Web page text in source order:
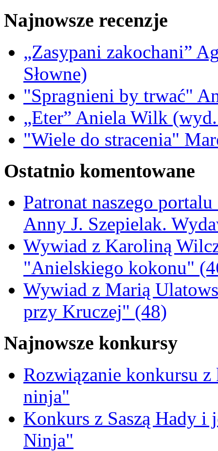
Najnowsze recenzje
„Zasypani zakochani”
Słowne)
"Spragnieni by trwać"
„Eter” Aniela Wilk
"Wiele do stracenia"
Ostatnio komentowane
Patronat naszego
Anny J. Szepielak.
Wywiad z Karoliną
"Anielskiego kokonu"
Wywiad z Marią
przy Kruczej" (48)
Najnowsze konkursy
Rozwiązanie konkursu
ninja"
Konkurs z Saszą Hady i
Ninja"